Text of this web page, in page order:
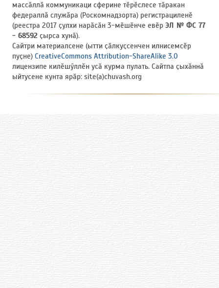
массӑллӑ коммуникаци сферине тӗрӗслесе тӑракан
федераллӑ служӑра (Роскомнадзорта) регистрациленӗ
(реестра 2017 ҫулхи нарӑсӑн 3-мӗшӗнче евӗр ЭЛ № ФС 77
- 68592 ҫырса хунӑ).
Сайтри материалсене (ытти ҫӑлкуҫсенчен илнисемсӗр
пуҫне) CreativeCommons Attribution-ShareAlike 3.0
лицензипе килӗшӳллӗн усӑ курма пулать. Сайтпа ҫыхӑннӑ
ыйтусене кунта ярӑр: site(a)chuvash.org